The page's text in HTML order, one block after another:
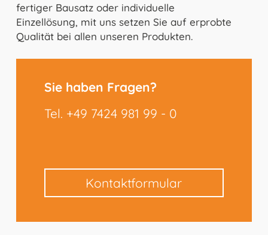
fertiger Bausatz oder individuelle
Einzellösung, mit uns setzen Sie auf erprobte
Qualität bei allen unseren Produkten.
Sie haben Fragen?
Tel. +49 7424 981 99 - 0
Kontaktformular